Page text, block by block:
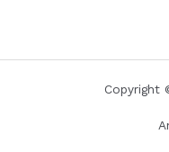
Copyright